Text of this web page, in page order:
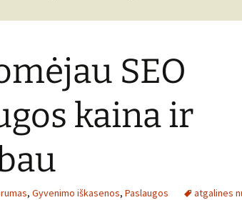
SEO
kaina ir
, Gyvenimo iškasenos, Paslaugos atgalines